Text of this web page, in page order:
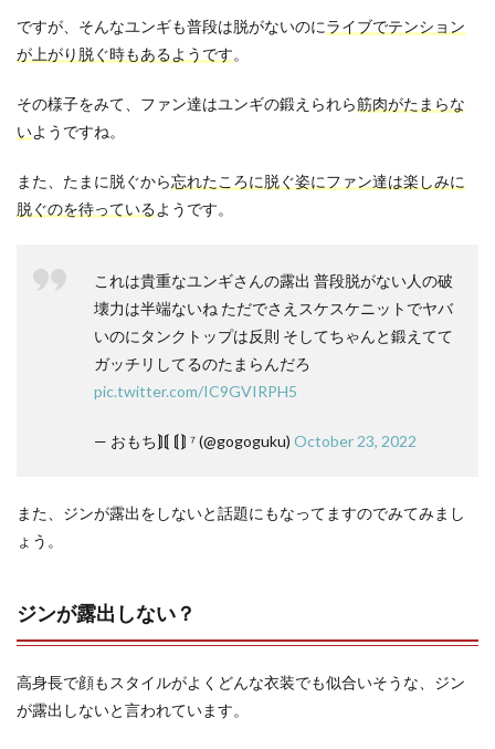
ですが、そんなユンギも普段は脱がないのにライブでテンション
が上がり脱ぐ時もあるようです。
その様子をみて、ファン達はユンギの鍛えられら筋肉がたまらな
いようですね。
また、たまに脱ぐから忘れたころに脱ぐ姿にファン達は楽しみに
脱ぐのを待っているようです。
これは貴重なユンギさんの露出 普段脱がない人の破
壊力は半端ないね ただでさえスケスケニットでヤバ
いのにタンクトップは反則 そしてちゃんと鍛えてて
ガッチリしてるのたまらんだろ
pic.twitter.com/IC9GVIRPH5
— おもち⟭⟬ ⟬⟭ ⁷ (@gogoguku) October 23, 2022
また、ジンが露出をしないと話題にもなってますのでみてみまし
ょう。
ジンが露出しない？
高身長で顔もスタイルがよくどんな衣装でも似合いそうな、ジン
が露出しないと言われています。